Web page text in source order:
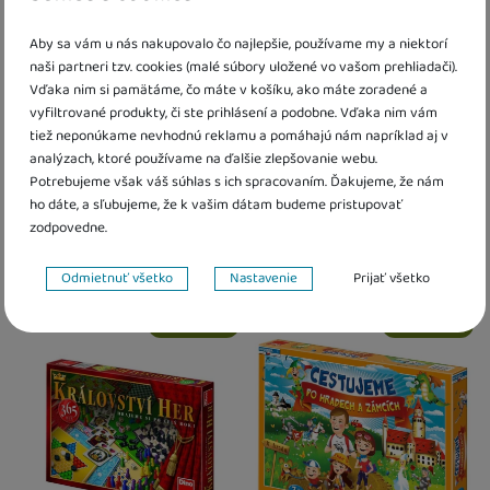
Aby sa vám u nás nakupovalo čo najlepšie, používame my a niektorí
naši partneri tzv. cookies (malé súbory uložené vo vašom prehliadači).
Vďaka nim si pamätáme, čo máte v košíku, ako máte zoradené a
vyfiltrované produkty, či ste prihlásení a podobne. Vďaka nim vám
tiež neponúkame nevhodnú reklamu a pomáhajú nám napríklad aj v
analýzach, ktoré používame na ďalšie zlepšovanie webu.
Potrebujeme však váš súhlas s ich spracovaním. Ďakujeme, že nám
ho dáte, a sľubujeme, že k vašim dátam budeme pristupovať
zodpovedne.
Nastavenie súhlasov s kategóriami cookies
VŽDY AKTÍVNE
Technické cookies umožňujú váš priechod nákupným košíkom,
porovnávanie produktov a ďalšie nevyhnutné funkcie.
Preferenčné a rozšírené funkcie
Preferenčné a rozšírené funkcie
aby ste nemuseli všetko
nastavovať znova a aby ste sa s nami mohli spojiť napr. pomocou
chatu.
Povolené
Odmietnuť všetko Nastavenie Prijať všetko
Dino Dostihy a stávky Junior
15,00€
Kdy zboží dostanete?
U Vás doma17. 8.
Moja prvá hra Dino
16,90€
Osobný odber vo výdajnom mieste
U Vás doma17. 8.